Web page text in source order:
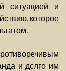
ситуацией и
которое
и долго им